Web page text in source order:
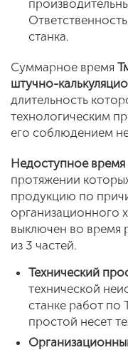
станка.
Суммарное время
штучно-
длительность
технологическим
его соблюдением
Недоступное время
протяжении
продукцию по
организационного
выключен во время
из 3 частей.
Технический
технической
станке работ по
простой несет